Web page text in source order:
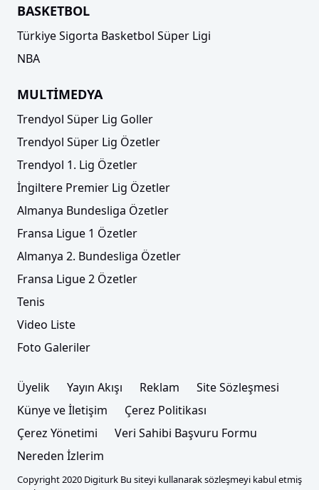
BASKETBOL
Türkiye Sigorta Basketbol Süper Ligi
NBA
MULTİMEDYA
Trendyol Süper Lig Goller
Trendyol Süper Lig Özetler
Trendyol 1. Lig Özetler
İngiltere Premier Lig Özetler
Almanya Bundesliga Özetler
Fransa Ligue 1 Özetler
Almanya 2. Bundesliga Özetler
Fransa Ligue 2 Özetler
Tenis
Video Liste
Foto Galeriler
Üyelik Yayın Akışı Reklam
Site Sözleşmesi
Künye ve İletişim
Çerez Politikası
Çerez Yönetimi
Veri Sahibi Başvuru Formu
Nereden İzlerim
Copyright 2020 Digiturk Bu siteyi kullanarak sözleşmeyi kabul etmiş